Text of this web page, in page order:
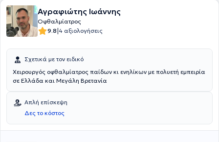
Αγραφιώτης Ιωάννης
Οφθαλμίατρος
9.8|4 αξιολογήσεις
Σχετικά με τον ειδικό
Χειρουργός οφθαλμίατρος παίδων κι ενηλίκων με πολυετή εμπειρία
σε Ελλάδα και Μεγάλη Βρετανία
Απλή επίσκεψη
Δες το κόστος